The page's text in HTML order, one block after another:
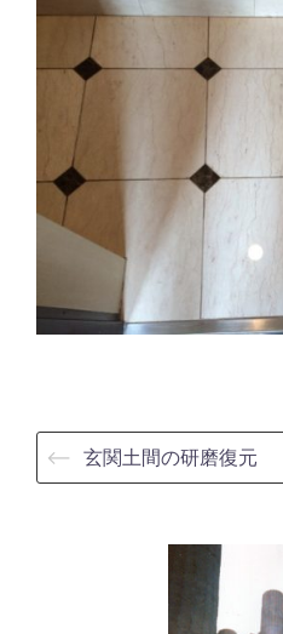
⟵ 玄関土間の研磨復元